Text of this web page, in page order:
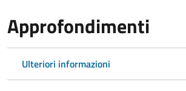
Approfondimenti
Ulteriori informazioni